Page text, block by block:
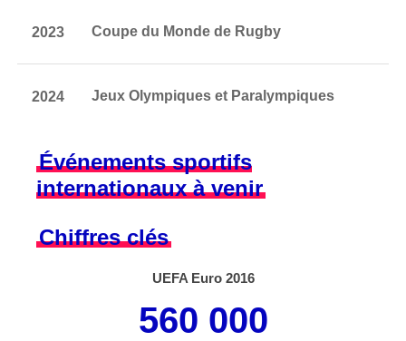
2023 Coupe du Monde de Rugby
2024 Jeux Olympiques et Paralympiques
Événements sportifs
internationaux à venir
Chiffres clés
UEFA Euro 2016
560 000